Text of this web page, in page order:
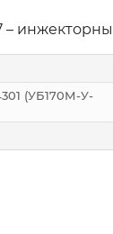
–
(УБ170М-У-